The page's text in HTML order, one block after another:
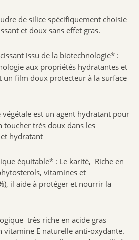
de silice spécifiquement choisie
et doux sans effet gras.
issu de la biotechnologie* :
aux propriétés hydratantes et
un film doux protecteur à la surface
végétale est un agent hydratant pour
toucher très doux dans les
hydratant
équitable* : Le karité, Riche en
vitamines et
il aide à protéger et nourrir la
très riche en acide gras
vitamine E naturelle anti-oxydante.